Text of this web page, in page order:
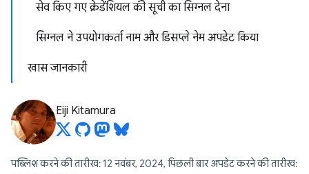
सेव किए गए क्रेडेंशियल की सूची का सिग्नल देना
सिग्नल ने उपयोगकर्ता नाम और डिसप्ले नेम अपडेट किया
खास जानकारी
Eiji Kitamura
पब्लिश करने की तारीख: 12 नवंबर, 2024, पिछली बार अपडेट करने की तारीख: